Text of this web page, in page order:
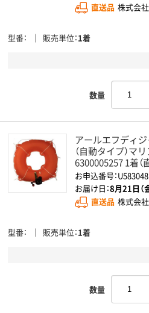
直送品 株式会
型番 販売単位 1着
数量
アールエフディ
（自動タイプ）マ
6300005257 1着（
お申込番号：U583048
お届け日：8月21日（
直送品 株式会
型番 販売単位 1着
数量